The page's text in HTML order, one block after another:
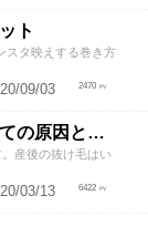
ト
スタ映えする巻き方
2470
09/03
産後の髪のうねりについての原因と対策！
産後の抜け毛はい
6422
03/13